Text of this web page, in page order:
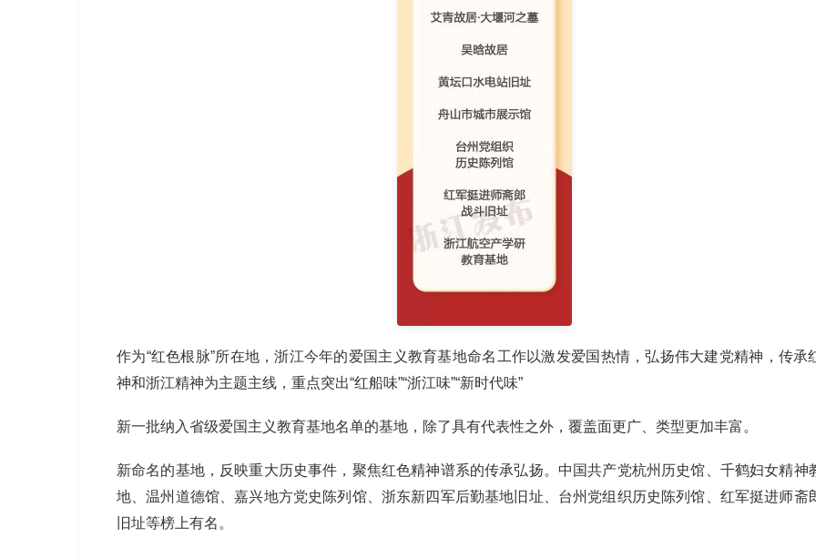
作为“红色根脉”所在地，浙江今年的爱国主义教育基地命名工作以激发爱国热情，弘扬伟大建党精神，传承
神和浙江精神为主题主线，重点突出“红船味”“浙江味”“新时代味”
新一批纳入省级爱国主义教育基地名单的基地，除了具有代表性之外，覆盖面更广、类型更加丰富。
新命名的基地，反映重大历史事件，聚焦红色精神谱系的传承弘扬。中国共产党杭州历史馆、千鹤妇女精神
地、温州道德馆、嘉兴地方党史陈列馆、浙东新四军后勤基地旧址、台州党组织历史陈列馆、红军挺进师斋
旧址等榜上有名。